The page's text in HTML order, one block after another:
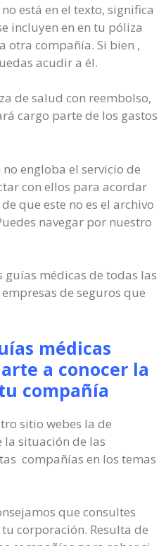
está en el texto, significa
incluyen en en tu póliza
otra compañía. Si bien ,
acudir a él.
de salud con reembolso,
cargo parte de los gastos
engloba el servicio de
con ellos para acordar
que este no es el archivo
navegar por nuestro
guías médicas de todas las
de seguros que
médicas
a conocer la
compañía
sitio webes la de
situación de las
compañías en los temas
que consultes
corporación. Resulta de